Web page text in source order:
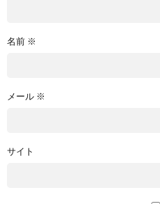
名前 ※
メール ※
サイト